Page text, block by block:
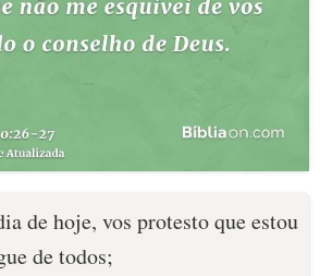
de hoje, vos protesto que estou
de todos;